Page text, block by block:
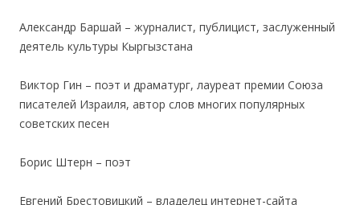
Александр Баршай – журналист, публицист, заслуженный
деятель культуры Кыргызстана
Виктор Гин – поэт и драматург, лауреат премии Союза
писателей Израиля, автор слов многих популярных
советских песен
Борис Штерн – поэт
Евгений Брестовицкий – владелец интернет-сайта